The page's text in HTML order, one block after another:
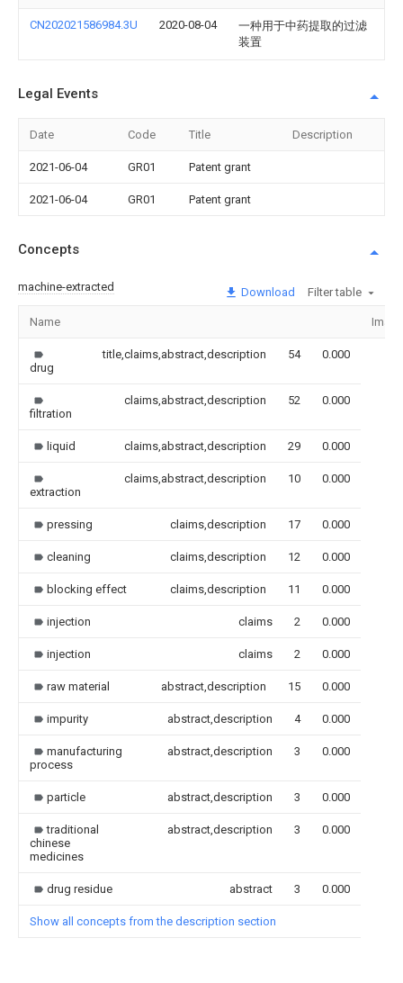
CN202021586984.3U 2020-08-04
一种用于中药提取的过滤
装置
Legal Events
Date Code Title Description
2021-06-04 GR01 Patent grant
2021-06-04 GR01 Patent grant
Concepts
machine-extracted Download Filter table
Name Image
drug
title,claims,abstract,description 54 0.000
filtration
claims,abstract,description 52 0.000
liquid claims,abstract,description 29 0.000
extraction
claims,abstract,description 10 0.000
pressing claims,description 17 0.000
cleaning claims,description 12 0.000
blocking effect claims,description 11 0.000
injection claims 2 0.000
injection claims 2 0.000
raw material abstract,description 15 0.000
impurity abstract,description 4 0.000
manufacturing
process
abstract,description 3 0.000
particle abstract,description 3 0.000
traditional
chinese
medicines
abstract,description 3 0.000
drug residue abstract 3 0.000
Show all concepts from the description section